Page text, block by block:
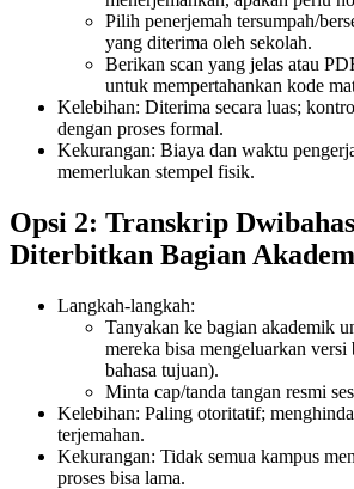
Pilih penerjemah tersumpah/
yang diterima oleh sekolah.
Berikan scan yang jelas atau
untuk mempertahankan kode
Kelebihan: Diterima secara luas;
dengan proses formal.
Kekurangan: Biaya dan waktu
memerlukan stempel fisik.
Opsi 2: Transkrip
Diterbitkan Bagian
Langkah-langkah:
Tanyakan ke bagian akademik
mereka bisa mengeluarkan versi
bahasa tujuan).
Minta cap/tanda tangan resmi
Kelebihan: Paling otoritatif;
terjemahan.
Kekurangan: Tidak semua kampus
proses bisa lama.